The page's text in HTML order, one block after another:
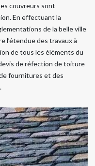
couvreurs sont
En effectuant la
de la belle ville
l’étendue des travaux à
de tous les éléments du
de réfection de toiture
fournitures et des